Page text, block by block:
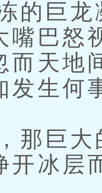
巨龙
嘴巴怒
而天地
发生何
巨大
开冰层